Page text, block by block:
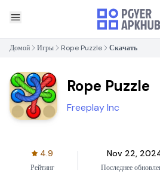
Домой Игры Rope Puzzle Скачать
Rope Puzzle
Freeplay Inc
4.9
Рейтинг
Nov 22,
Последнее